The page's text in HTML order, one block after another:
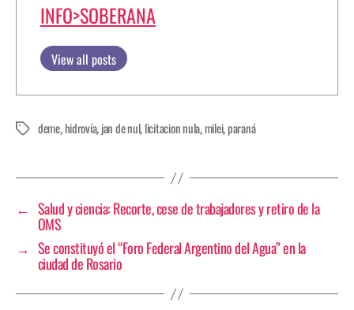
INFO>SOBERANA
View all posts
deme, hidrovía, jan de nul, licitacion nula,milei,paraná
← Salud y ciencia: Recorte, cese de trabajadores y retiro de la
OMS
→ Se constituyó el “Foro Federal Argentino del Agua” en la
ciudad de Rosario